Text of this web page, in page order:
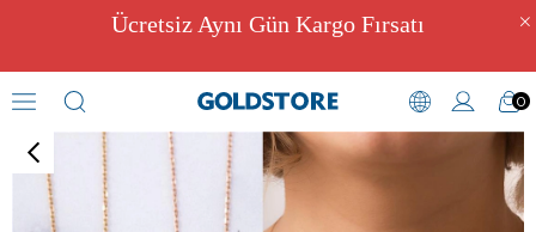
Ücretsiz Aynı Gün Kargo Fırsatı
0